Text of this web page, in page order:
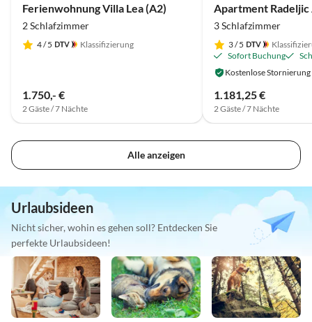
Ferienwohnung Villa Lea (A2)
2 Schlafzimmer
4/ 5 Klassifizierung
1.750,- €
2 Gäste / 7 Nächte
Apartment Radeljic
3 Schlafzimmer
3/ 5
Sofort Buchung
Kostenlose Stornierung
1.181,25 €
2 Gäste / 7 Nächte
Alle anzeigen
Urlaubsideen
Nicht sicher, wohin es gehen soll? Entdecken Sie
perfekte Urlaubsideen!